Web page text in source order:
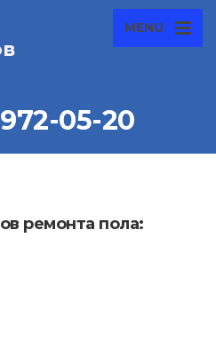
MENU
05-20
ремонта пола: